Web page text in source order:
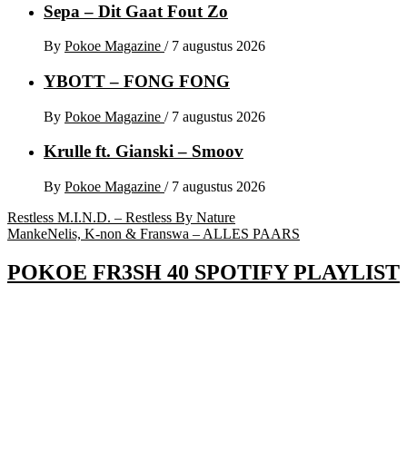
Sepa – Dit Gaat Fout Zo
By Pokoe Magazine / 7 augustus 2026
YBOTT – FONG FONG
By Pokoe Magazine / 7 augustus 2026
Krulle ft. Gianski – Smoov
By Pokoe Magazine / 7 augustus 2026
Bericht
navigatie
Restless M.I.N.D. – Restless By Nature
MankeNelis, K-non & Franswa – ALLES PAARS
POKOE FR3SH 40 SPOTIFY PLAYLIST